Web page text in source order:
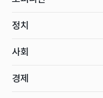
정치
사회
경제